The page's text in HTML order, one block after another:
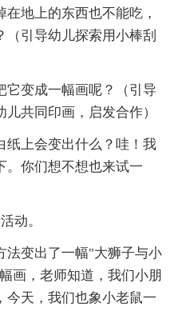
地上的东西也不能吃，
引导幼儿探索用小棒刮
它变成一幅画呢？（引导
共同印画，启发合作）
纸上会变出什么？哇！我
。你们想不想也来试一
动。
法变出了一幅"大狮子与小
画，老师知道，我们小朋
今天，我们也象小老鼠一